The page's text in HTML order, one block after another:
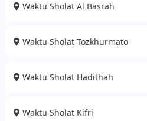
Waktu Sholat Al Basrah
Waktu Sholat Tozkhurmato
Waktu Sholat Hadithah
Waktu Sholat Kifri